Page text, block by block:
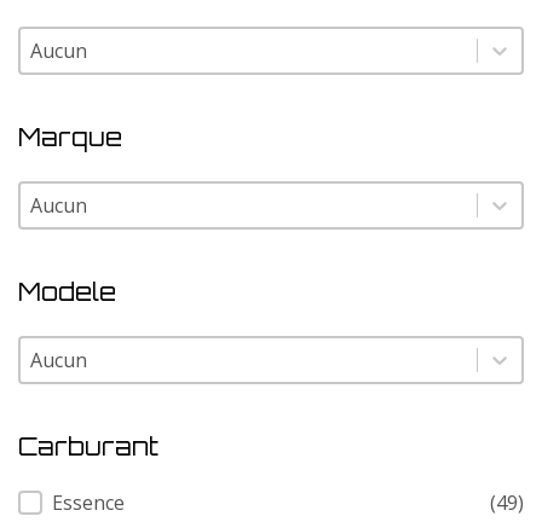
Pays
Pays
Marque
Marque
Marque
Modele
Modele
Modele
Carburant
Carburant
Essence
(49)